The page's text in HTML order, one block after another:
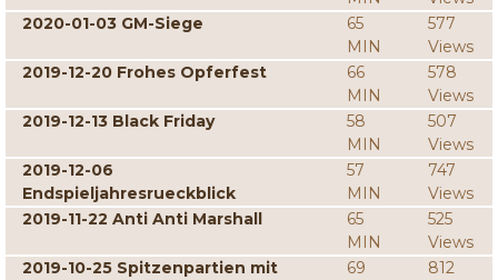
2020-01-03 GM-Siege
65
MIN
577
Views
2019-12-20 Frohes Opferfest
66
MIN
578
Views
2019-12-13 Black Friday
58
MIN
507
Views
2019-12-06
Endspieljahresrueckblick
57
MIN
747
Views
2019-11-22 Anti Anti Marshall
65
MIN
525
Views
2019-10-25 Spitzenpartien mit
69
812